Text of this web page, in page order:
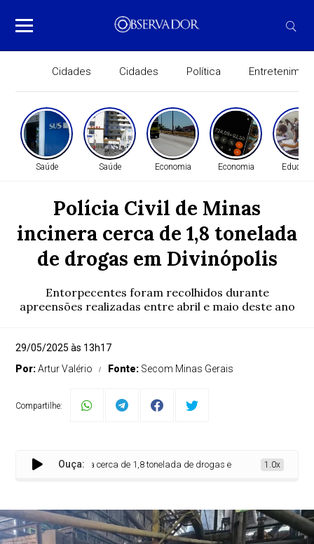
Cidades Cidades Política
Saúde Saúde Economia Economia
Polícia Civil de Minas
incinera cerca de 1,8 tonelada
de drogas em Divinópolis
Entorpecentes foram recolhidos durante
apreensões realizadas entre abril e maio deste ano
29/05/2025 às 13h17
Por:Artur Valério Fonte: Secom Minas Gerais
Compartilhe:
Ouça:
de Minas incinera cerca de 1,8 tonelada de drogas em Divinópolis1.0x